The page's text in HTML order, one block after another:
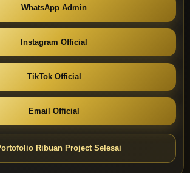
WhatsApp Admin
Instagram Official
TikTok Official
Email Official
Ribuan Project Selesai